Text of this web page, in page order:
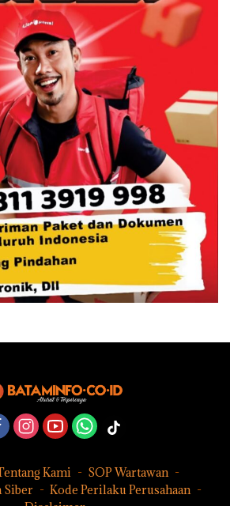
Kami
SOP Wartawan
Siber
Kode Perilaku Perusahaan